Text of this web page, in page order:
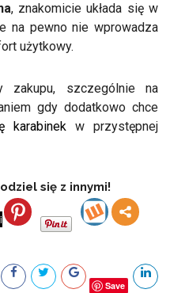
, znakomicie układa się w
na pewno nie wprowadza
użytkowy.
zakupu, szczególnie na
gdy dodatkowo chce
karabinek w przystępnej
się z innymi!
Save